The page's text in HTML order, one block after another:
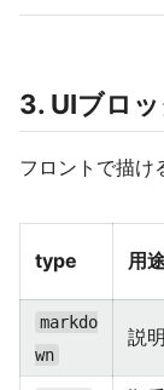
3. UIブロッ
フロントで描け
type 用
markdo
wn
説